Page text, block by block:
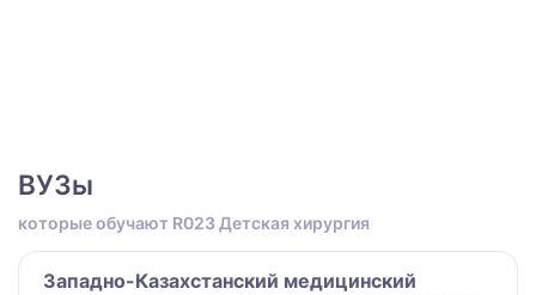
ВУЗы
которые обучают R023 Детская хирургия
Западно-Казахстанский медицинский